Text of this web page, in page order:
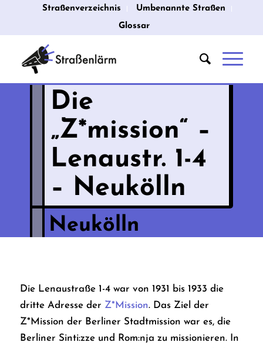
Straßenverzeichnis
Umbenannte Straßen
Glossar
Die
„Z*mission“ –
Lenaustr. 1-4
– Neukölln
Neukölln
Die Lenaustraße 1-4 war von 1931 bis 1933 die
dritte Adresse der Z*Mission. Das Ziel der
Z*Mission der Berliner Stadtmission war es, die
Berliner Sinti:zze und Rom:nja zu missionieren. In